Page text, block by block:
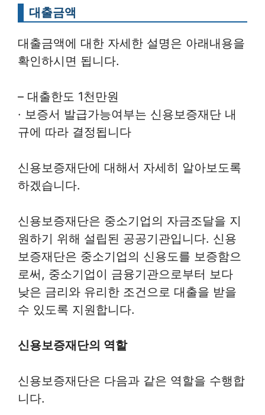
대출금액
대출금액에 대한 자세한 설명은 아래내용을
확인하시면 됩니다.
– 대출한도 1천만원
· 보증서 발급가능여부는 신용보증재단 내
규에 따라 결정됩니다
신용보증재단에 대해서 자세히 알아보도록
하겠습니다.
신용보증재단은 중소기업의 자금조달을 지
원하기 위해 설립된 공공기관입니다. 신용
보증재단은 중소기업의 신용도를 보증함으
로써, 중소기업이 금융기관으로부터 보다
낮은 금리와 유리한 조건으로 대출을 받을
수 있도록 지원합니다.
신용보증재단의 역할
신용보증재단은 다음과 같은 역할을 수행합
니다.